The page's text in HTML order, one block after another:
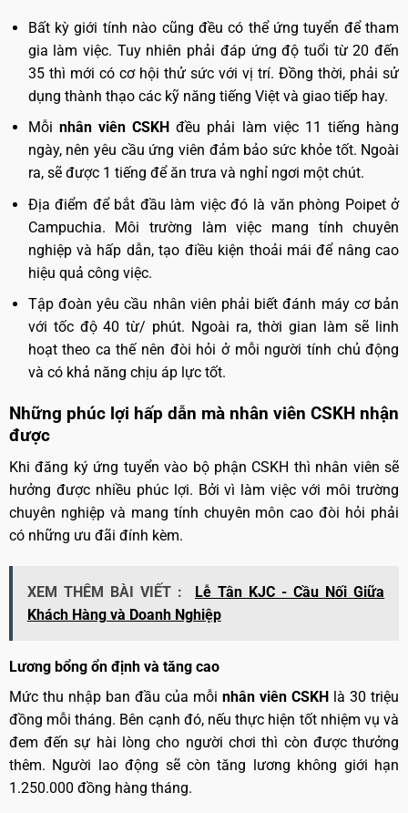
Bất kỳ giới tính nào cũng đều có thể ứng tuyển để tham
gia làm việc. Tuy nhiên phải đáp ứng độ tuổi từ 20 đến
35 thì mới có cơ hội thử sức với vị trí. Đồng thời, phải sử
dụng thành thạo các kỹ năng tiếng Việt và giao tiếp hay.
Mỗi nhân viên CSKH đều phải làm việc 11 tiếng hàng
ngày, nên yêu cầu ứng viên đảm bảo sức khỏe tốt. Ngoài
ra, sẽ được 1 tiếng để ăn trưa và nghỉ ngơi một chút.
Địa điểm để bắt đầu làm việc đó là văn phòng Poipet ở
Campuchia. Môi trường làm việc mang tính chuyên
nghiệp và hấp dẫn, tạo điều kiện thoải mái để nâng cao
hiệu quả công việc.
Tập đoàn yêu cầu nhân viên phải biết đánh máy cơ bản
với tốc độ 40 từ/ phút. Ngoài ra, thời gian làm sẽ linh
hoạt theo ca thế nên đòi hỏi ở mỗi người tính chủ động
và có khả năng chịu áp lực tốt.
Những phúc lợi hấp dẫn mà nhân viên CSKH nhận
được
Khi đăng ký ứng tuyển vào bộ phận CSKH thì nhân viên sẽ
hưởng được nhiều phúc lợi. Bởi vì làm việc với môi trường
chuyên nghiệp và mang tính chuyên môn cao đòi hỏi phải
có những ưu đãi đính kèm.
XEM THÊM BÀI VIẾT :
Lễ Tân KJC - Cầu Nối Giữa
Khách Hàng và Doanh Nghiệp
Lương bổng ổn định và tăng cao
Mức thu nhập ban đầu của mỗinhân viên CSKH là 30 triệu
đồng mỗi tháng. Bên cạnh đó, nếu thực hiện tốt nhiệm vụ và
đem đến sự hài lòng cho người chơi thì còn được thưởng
thêm. Người lao động sẽ còn tăng lương không giới hạn
1.250.000 đồng hàng tháng.